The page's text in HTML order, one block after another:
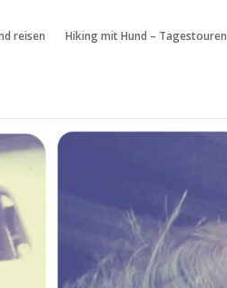
reisen Hiking mit Hund – Tagestouren